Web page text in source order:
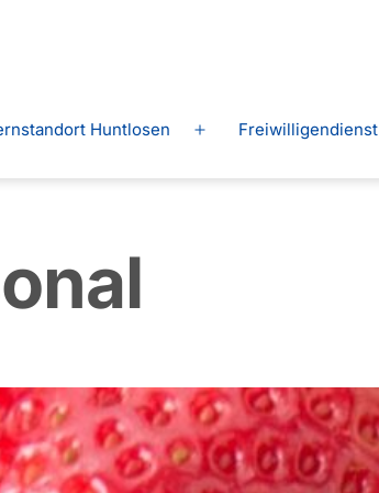
Huntlosen
Menü
Freiwilligendienst